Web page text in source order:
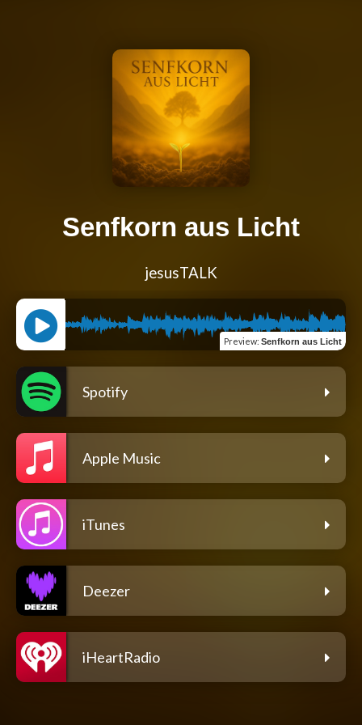
Senfkorn aus Licht
jesusTALK
Preview: Senfkorn aus Licht
Spotify
Apple Music
iTunes
Deezer
iHeartRadio